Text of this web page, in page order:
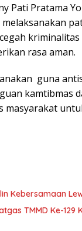
Pati Pratama
kriminalitas
rasa aman.
guna
kamtibmas
masyarakat
Kebersamaan
TMMD Ke-129